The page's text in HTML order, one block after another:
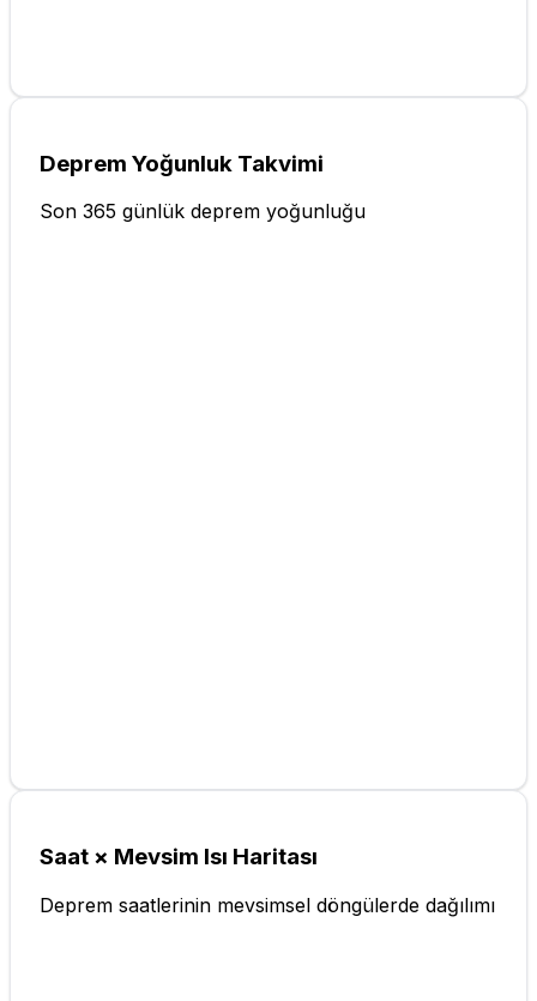
Deprem Yoğunluk Takvimi
Son 365 günlük deprem yoğunluğu
Saat × Mevsim Isı Haritası
Deprem saatlerinin mevsimsel döngülerde dağılımı